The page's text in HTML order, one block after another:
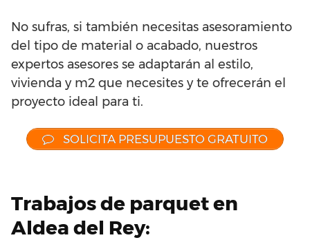
No sufras, si también necesitas asesoramiento
del tipo de material o acabado, nuestros
expertos asesores se adaptarán al estilo,
vivienda y m2 que necesites y te ofrecerán el
proyecto ideal para ti.
SOLICITA PRESUPUESTO GRATUITO
Trabajos de parquet en
Aldea del Rey: